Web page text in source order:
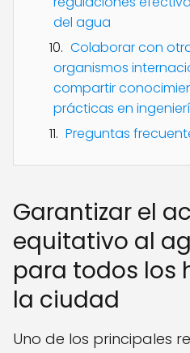
del agua
Colaborar con
organismos
compartir
prácticas en
Preguntas
Garantizar el
equitativo al
para todos los
la ciudad
Uno de los principales